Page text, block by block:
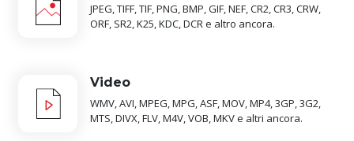
JPEG, TIFF, TIF, PNG, BMP, GIF, NEF, CR2, CR3, CRW,
ORF, SR2, K25, KDC, DCR e altro ancora.
Video
WMV, AVI, MPEG, MPG, ASF, MOV, MP4, 3GP, 3G2,
MTS, DIVX, FLV, M4V, VOB, MKV e altri ancora.